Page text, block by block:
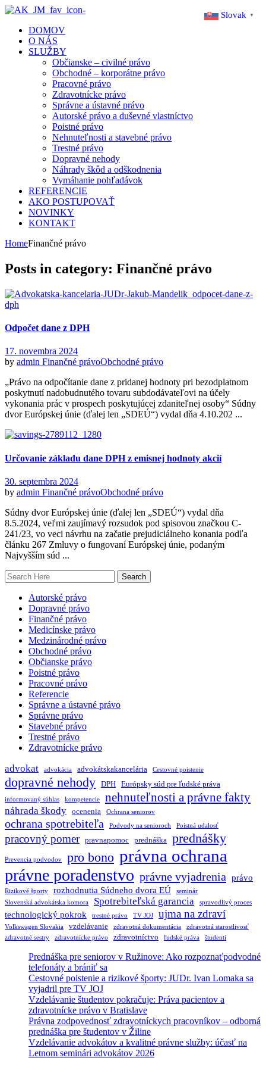
DOMOV
O NÁS
SLUŽBY
Občianske – civilné právo
Obchodné – korporátne právo
Pracovné právo
Zdravotnícke právo
Správne a ústavné právo
Autorské právo a duševné vlastníctvo
Poistné právo
Nehnuteľnosti a stavebné právo
Trestné právo
Dopravné nehody
Náhrady škôd a odškodnenia
Vymáhanie pohľadávok
REFERENCIE
AKO POSTUPOVAŤ
NOVINKY
KONTAKT
HomeFinančné právo
Posts in category: Finančné právo
Odpočet dane z DPH
17. novembra 2024
by admin Finančné právoObchodné právo
„Právo na odpočítanie dane z pridanej hodnoty pri bezodplatnom
poskytnutí nadobudnutého tovaru subdodávateľovi na účely
vykonania prác v prospech poskytujúcej zdaniteľnej osoby“ Súdny
dvor Európskej únie (ďalej len „SDEÚ“) vydal dňa 4.10.202 ...
Určovanie základu dane DPH z emisnej hodnoty akcií
30. septembra 2024
by admin Finančné právoObchodné právo
Súdny dvor Európskej únie (ďalej len „SDEÚ“) vydal dňa
8.5.2024, veľmi zaujímavý rozsudok pod spisovou značkou C-
241/23, vo veci návrhu na začatie prejudiciálneho konania podľa
článku 267 Zmluvy o fungovaní Európskej únie, podaným
Najvyšším súd ...
Autorské právo
Dopravné právo
Finančné právo
Medicínske právo
Medzinárodné právo
Obchodné právo
Občianske právo
Poistné právo
Pracovné právo
Referencie
Správne a ústavné právo
Správne právo
Stavebné právo
Trestné právo
Zdravotnícke právo
advokat advokácia advokátskakancelária Cestovné poistenie
dopravné nehody DPH Európsky súd pre ľudské práva
informovaný súhlas kompetencie nehnuteľnosti a právne fakty
náhrada škody ocenenia Ochrana seniorov
ochrana spotrebiteľa Podvody na senioroch Poistná udalosť
pracovný pomer pravnapomoc prednáška prednášky
Prevencia podvodov pro bono právna ochrana
právne poradenstvo právne vyjadrenia právo
Rizikové športy rozhodnutia Súdneho dvora EÚ
seminár
Slovenská advokátska komora
Spotrebiteľská garancia spravodlivý proces
technologický pokrok trestné právo TV JOJ ujma na zdraví
Volkswagen Slovakia vzdelávanie zdravotná dokumentácia
zdravotná starostlivosť
zdravotné sestry
zdravotnícke právo zdravotníctvo ľudské práva študenti
Prednáška pre seniorov v Ružinove: Ako rozpoznaťpodvodné
telefonáty a brániť sa
Cestovné poistenie a rizikové športy: JUDr. Ivan Lomaka sa
vyjadril pre TV JOJ
Vzdelávanie študentov pokračuje: Práva pacientov a
zdravotnícke právo v Bratislave
Právna zodpovednosť zdravotníckych pracovníkov – odborná
prednáška pre študentov v Žiline
Vzdelávanie advokátov a kvalitné právne služby: účasť na
Letnom seminári advokátov 2026
Slovak ▼